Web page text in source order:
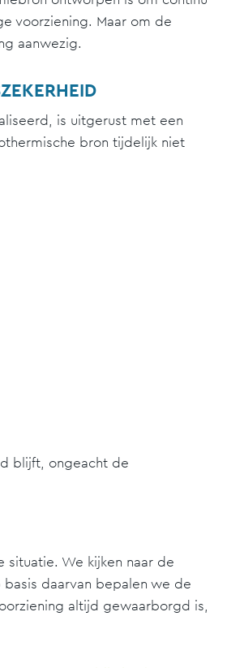
voorziening. Maar om de
aanwezig.
is uitgerust met een
bron tijdelijk niet
blijft, ongeacht de
We kijken naar de
daarvan bepalen we de
altijd gewaarborgd is,